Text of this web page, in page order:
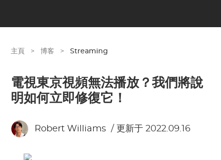
主頁 > 博客 > Streaming
電視東京視頻無法播放？我們將說
明如何立即修復它！
Robert Williams / 更新于 2022.09.16